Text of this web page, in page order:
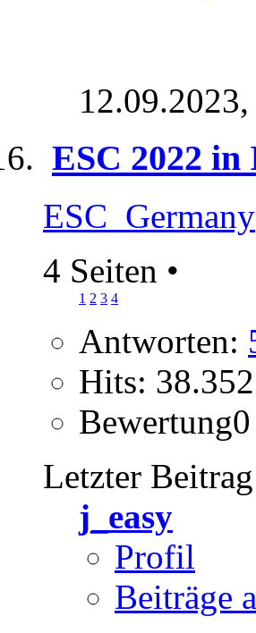
12.09.2023,
ESC 2022
ESC_Germany
4 Seiten •
1 2 3 4
Antworten:
Hits: 38.352
Letzter
j_easy
Profil
Beiträge